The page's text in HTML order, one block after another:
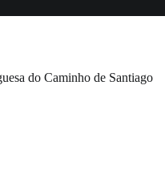
Associados Certificação